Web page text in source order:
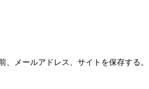
メールアドレス、サイトを保存する。